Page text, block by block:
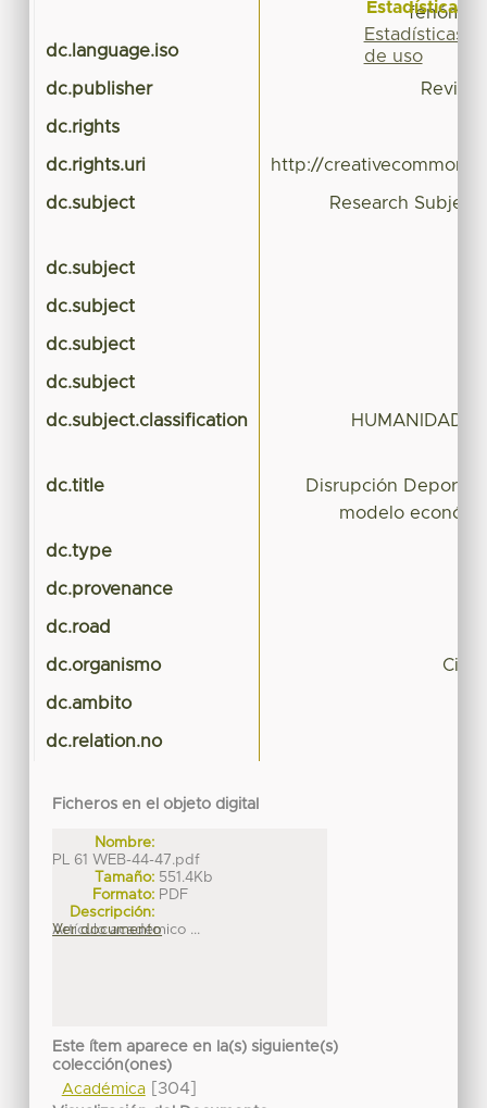
dc.language.iso
dc.publisher
dc.rights
dc.rights.uri http://
dc.subject Research Subject
dc.subject
dc.subject
dc.subject
dc.subject
dc.subject.classification
dc.title
Disrupción
modelo
dc.type
dc.provenance
dc.road
dc.organismo
dc.ambito
dc.relation.no
Ficheros en el objeto digital
Nombre:
PL 61 WEB-44-47.pdf
Tamaño: 551.4Kb
Formato: PDF
Descripción:
Artículo académico ...
Ver documento
Este ítem aparece en la(s) siguiente(s)
colección(ones)
Académica[304]
Estadísticas
Estadísticas
de uso